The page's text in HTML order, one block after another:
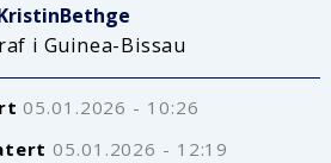
Bethge
i Guinea-Bissau
05.01.2026 - 10:26
05.01.2026 - 12:19